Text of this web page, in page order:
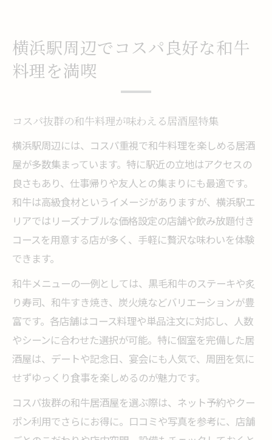
横浜駅周辺でコスパ良好な和牛
料理を満喫
コスパ抜群の和牛料理が味わえる居酒屋特集
横浜駅周辺には、コスパ重視で和牛料理を楽しめる居酒
屋が多数集まっています。特に駅近の立地はアクセスの
良さもあり、仕事帰りや友人との集まりにも最適です。
和牛は高級食材というイメージがありますが、横浜駅エ
リアではリーズナブルな価格設定の店舗や飲み放題付き
コースを用意する店が多く、手軽に贅沢な味わいを体験
できます。
和牛メニューの一例としては、黒毛和牛のステーキや炙
り寿司、和牛すき焼き、炭火焼などバリエーションが豊
富です。各店舗はコース料理や単品注文に対応し、人数
やシーンに合わせた選択が可能。特に個室を完備した居
酒屋は、デートや記念日、宴会にも人気で、周囲を気に
せずゆっくり食事を楽しめるのが魅力です。
コスパ抜群の和牛居酒屋を選ぶ際は、ネット予約やクー
ポン利用でさらにお得に。口コミや写真を参考に、店舗